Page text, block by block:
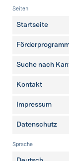
Fusszeile
Seiten
Startseite
Suche nach
weitere Seiten
Kontakt
Impressum
Datenschutz
Sprache